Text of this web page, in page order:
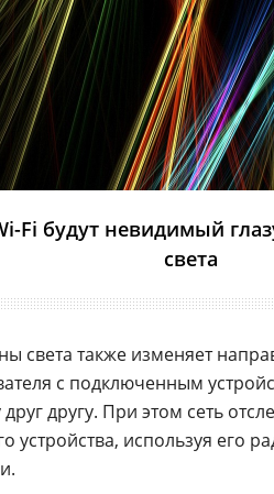
Fi будут невидимый
света
света также изменяет
с подключенным
друг другу. При этом сеть
устройства, используя его